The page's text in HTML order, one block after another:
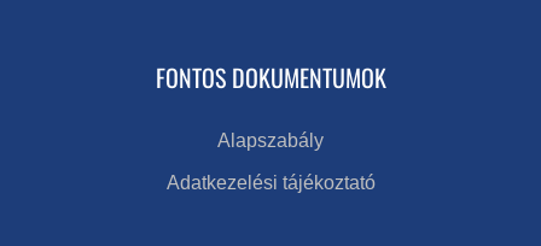
FONTOS DOKUMENTUMOK
Alapszabály
Adatkezelési tájékoztató